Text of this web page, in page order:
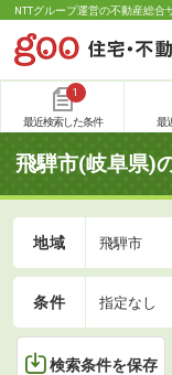
NTTグループ運営の不動産総合
1
最近検索した条件 最
飛騨市(岐阜県)
地域 飛騨市
条件 指定なし
検索条件を保存